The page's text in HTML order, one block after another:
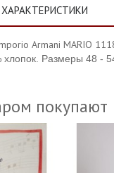
ХАРАКТЕРИСТИКИ
Armani MARIO
хлопок. Размеры 48 -
покупают